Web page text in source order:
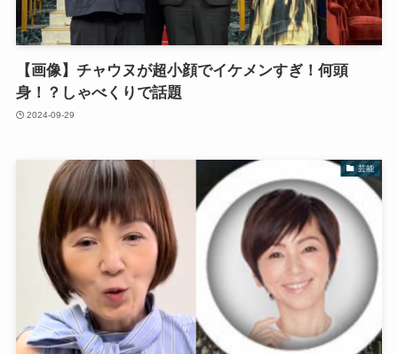
【画像】チャウヌが超小顔でイケメンすぎ！何頭
身！？しゃべくりで話題
2024-09-29
芸能